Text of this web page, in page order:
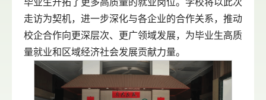
走访为契机，进一步深化与各企业的合作关系，推动
校企合作向更深层次、更广领域发展，为毕业生高质
量就业和区域经济社会发展贡献力量。